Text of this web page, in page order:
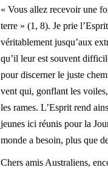
« Vous allez recevoir une
terre » (1, 8). Je prie
véritablement jusqu’aux
qu’il leur est souvent
pour discerner le juste
vent qui, gonflant les
les rames. L’Esprit rend
jeunes ici réunis pour la
monde a besoin, plus que
Chers amis Australiens,